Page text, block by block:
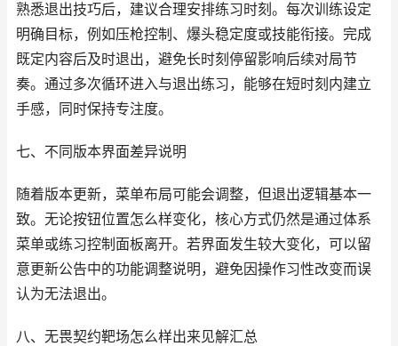
熟悉退出技巧后，建议合理安排练习时刻。每次训练设定
明确目标，例如压枪控制、爆头稳定度或技能衔接。完成
既定内容后及时退出，避免长时刻停留影响后续对局节
奏。通过多次循环进入与退出练习，能够在短时刻内建立
手感，同时保持专注度。
七、不同版本界面差异说明
随着版本更新，菜单布局可能会调整，但退出逻辑基本一
致。无论按钮位置怎么样变化，核心方式仍然是通过体系
菜单或练习控制面板离开。若界面发生较大变化，可以留
意更新公告中的功能调整说明，避免因操作习性改变而误
认为无法退出。
八、无畏契约靶场怎么样出来见解汇总